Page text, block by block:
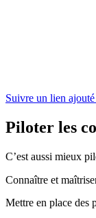
Suivre un lien
Piloter les
C’est aussi mieux
Connaître et
Mettre en place des